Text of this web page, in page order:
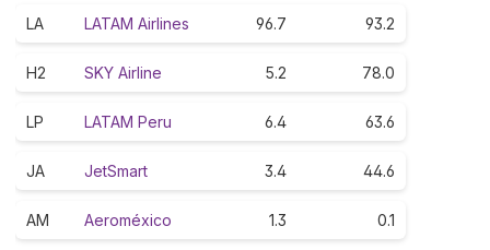
LA LATAM Airlines 96.7 93.2
H2 SKY Airline 5.2 78.0
LP LATAM Peru 6.4 63.6
JA JetSmart 3.4 44.6
AM Aeroméxico 1.3 0.1